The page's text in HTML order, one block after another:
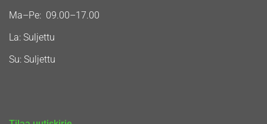
Ma–Pe: 09.00–17.00
La: Suljettu
Su: Suljettu